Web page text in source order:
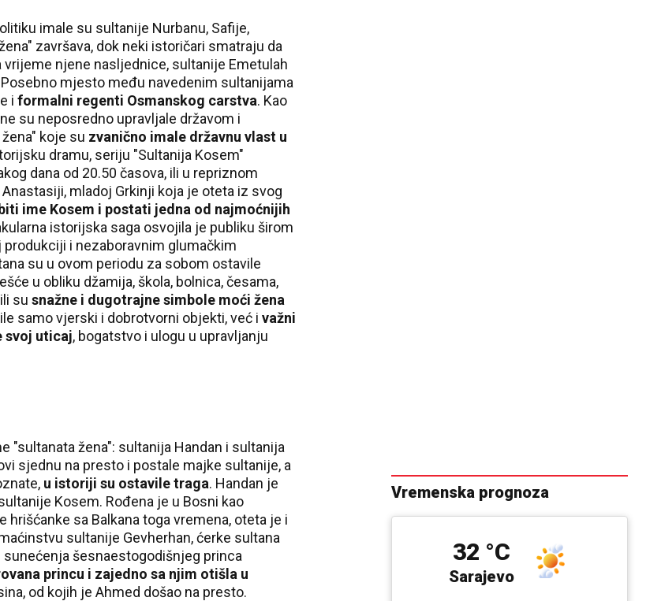
imale su sultanije Nurbanu, Safije,
završava, dok neki istoričari smatraju da
njene nasljednice, sultanije Emetulah
mjesto među navedenim sultanijama
i formalni regenti Osmanskog carstva. Kao
su neposredno upravljale državom i
koje su zvanično imale državnu vlast u
dramu, seriju "Sultanija Kosem"
dana od 20.50 časova, ili u repriznom
mladoj Grkinji koja je oteta iz svog
ime Kosem i postati jedna od najmoćnijih
istorijska saga osvojila je publiku širom
i nezaboravnim glumačkim
su u ovom periodu za sobom ostavile
u obliku džamija, škola, bolnica, česama,
su snažne i dugotrajne simbole moći žena
samo vjerski i dobrotvorni objekti, već i važni
svoj uticaj, bogatstvo i ulogu u upravljanju
"sultanata žena": sultanija Handan i sultanija
sjednu na presto i postale majke sultanije, a
u istoriji su ostavile traga. Handan je
Kosem. Rođena je u Bosni kao
hrišćanke sa Balkana toga vremena, oteta je i
sultanije Gevherhan, ćerke sultana
šesnaestogodišnjeg princa
princu i zajedno sa njim otišla u
od kojih je Ahmed došao na presto.
Vremenska prognoza
Pale
28 °C
Sarajevo
32 °C